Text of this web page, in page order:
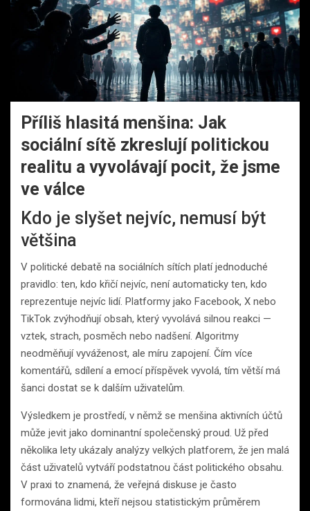
Příliš hlasitá menšina: Jak
sociální sítě zkreslují politickou
realitu a vyvolávají pocit, že jsme
ve válce
Kdo je slyšet nejvíc, nemusí být
většina
V politické debatě na sociálních sítích platí jednoduché
pravidlo: ten, kdo křičí nejvíc, není automaticky ten, kdo
reprezentuje nejvíc lidí. Platformy jako Facebook, X nebo
TikTok zvýhodňují obsah, který vyvolává silnou reakci —
vztek, strach, posměch nebo nadšení. Algoritmy
neodměňují vyváženost, ale míru zapojení. Čím více
komentářů, sdílení a emocí příspěvek vyvolá, tím větší má
šanci dostat se k dalším uživatelům.
Výsledkem je prostředí, v němž se menšina aktivních účtů
může jevit jako dominantní společenský proud. Už před
několika lety ukázaly analýzy velkých platforem, že jen malá
část uživatelů vytváří podstatnou část politického obsahu.
V praxi to znamená, že veřejná diskuse je často
formována lidmi, kteří nejsou statistickým průměrem